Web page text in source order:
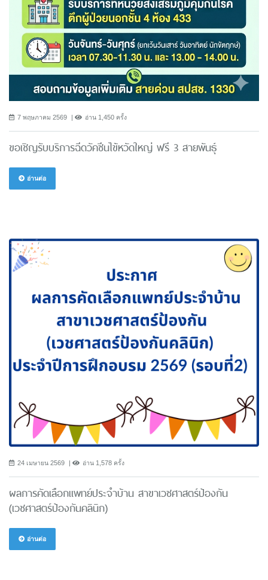
7 พฤษภาคม 2569 อ่าน 1,450 ครั้ง
ขอเชิญรับบริการฉีดวัคซีนไข้หวัดใหญ่ ฟรี 3 สายพันธ์ุ
อ่านต่อ
24 เมษายน 2569 อ่าน 1,578 ครั้ง
ผลการคัดเลือกแพทย์ประจำบ้าน สาขาเวชศาสตร์ป้องกัน
(เวชศาสตร์ป้องกันคลินิก)
อ่านต่อ